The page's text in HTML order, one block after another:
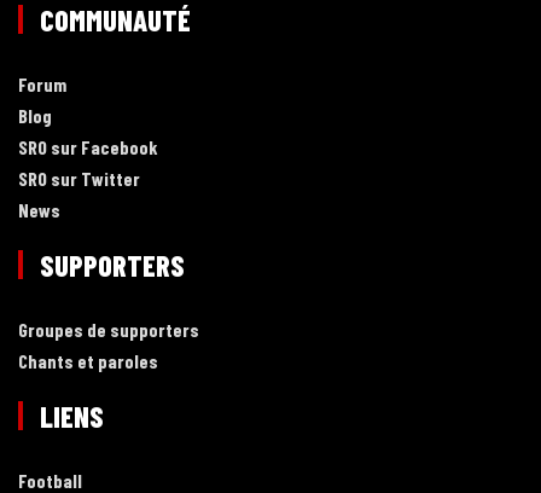
COMMUNAUTÉ
Forum
Blog
SRO sur Facebook
SRO sur Twitter
News
SUPPORTERS
Groupes de supporters
Chants et paroles
LIENS
Football